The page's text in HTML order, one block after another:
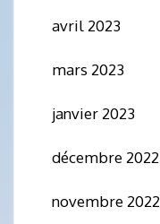
avril 2023
mars 2023
janvier 2023
décembre 2022
novembre 2022